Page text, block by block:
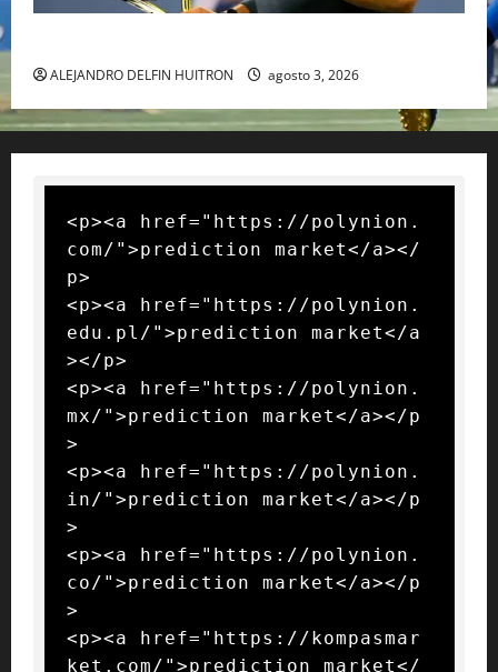
ALEJANDRO DELFIN HUITRON agosto 3, 2026
<p><a href="https://polynion.
com/">prediction market</a></
p>
<p><a href="https://polynion.
edu.pl/">prediction market</a
></p>
<p><a href="https://polynion.
mx/">prediction market</a></p
>
<p><a href="https://polynion.
in/">prediction market</a></p
>
<p><a href="https://polynion.
co/">prediction market</a></p
>
<p><a href="https://kompasmar
ket.com/">prediction market</